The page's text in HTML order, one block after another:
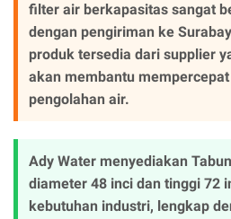
filter air berkapasitas sangat
dengan pengiriman ke
produk tersedia dari supplier
akan membantu
pengolahan air.
Ady Water menyediakan
diameter 48 inci dan tinggi 72
kebutuhan industri, lengkap